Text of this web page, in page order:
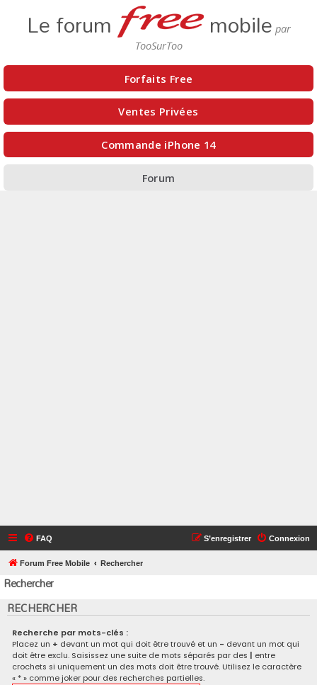
Le forum mobile
Forfaits Free
Ventes Privées
Commande iPhone 14
Forum
FAQ Connexion
S’enregistrer
Forum Free Mobile Rechercher
Rechercher
RECHERCHER
Recherche par mots-clés :
Placez un + devant un mot qui doit être trouvé et un - devant un mot qui
doit être exclu. Saisissez une suite de mots séparés par des | entre
crochets si uniquement un des mots doit être trouvé. Utilisez le caractère
« * » comme joker pour des recherches partielles.